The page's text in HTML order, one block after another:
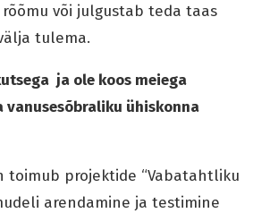
või julgustab teda taas
tulema.
ja ole koos meiega
vanusesõbraliku ühiskonna
toimub projektide “Vabatahtliku
arendamine ja testimine